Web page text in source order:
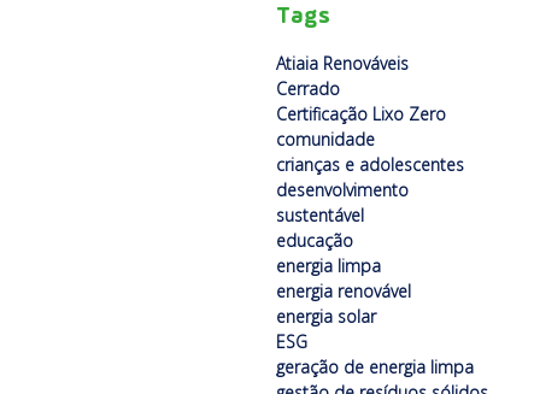
Tags
Atiaia Renováveis
Cerrado
Certificação Lixo Zero
comunidade
crianças e adolescentes
desenvolvimento
sustentável
educação
energia limpa
energia renovável
energia solar
ESG
geração de energia limpa